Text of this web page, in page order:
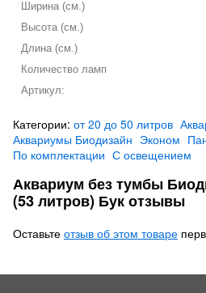
Ширина (см.)
Высота (см.)
Длина (см.)
Количество ламп
Артикул:
Категории: от 20 до 50 литров
Аквариумы Биодизайн Эконом
По комплектации С освещением
Аквариум без тумбы
(53 литров) Бук отзывы
Оставьте отзыв об этом товаре